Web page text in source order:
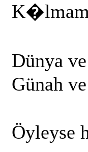
Dünya
Günah